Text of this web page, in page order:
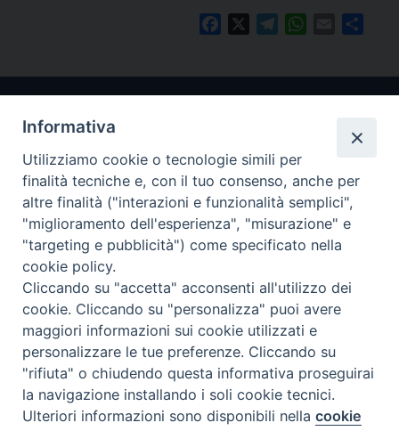
FacebookTelegramWhatsApp
Email
Arcidiocesi di Ravenna-Cervia
CONTATTI
Piazza Arcivescovado, 1 48121- Ravenna
tel 0544.541655
curia@diocesiravennacervia.it
Per segnalazioni tecniche e aggiornamenti:
webmaster@diocesiravennacervia.it
Preferenze Cookie
Informativa
Utilizziamo cookie o tecnologie simili per
finalità tecniche e, con il tuo consenso, anche per
altre finalità ("interazioni e funzionalità semplici",
"miglioramento dell'esperienza", "misurazione" e
"targeting e pubblicità") come specificato nella
cookie policy.
Cliccando su "accetta" acconsenti all'utilizzo dei
cookie. Cliccando su "personalizza" puoi avere
maggiori informazioni sui cookie utilizzati e
personalizzare le tue preferenze. Cliccando su
"rifiuta" o chiudendo questa informativa proseguirai
la navigazione installando i soli cookie tecnici.
Ulteriori informazioni sono disponibili nellacookie